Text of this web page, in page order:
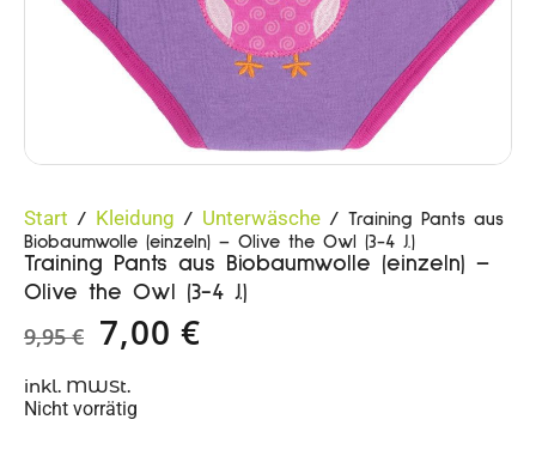
Start / Kleidung / Unterwäsche / Training Pants aus
Biobaumwolle (einzeln) – Olive the Owl (3-4 J.)
Training Pants aus Biobaumwolle (einzeln) –
Olive the Owl (3-4 J.)
9,95€ 7,00 €
inkl. MWSt.
Nicht vorrätig